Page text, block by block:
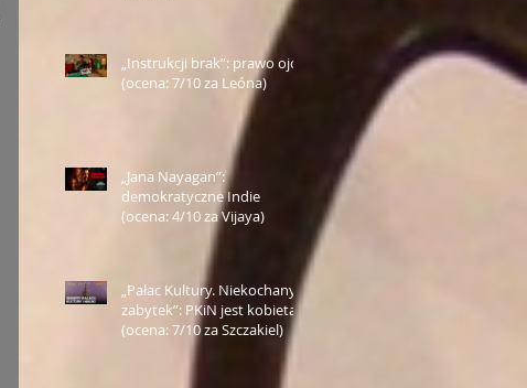
„Instrukcji brak”: prawo ojca
(ocena: 7/10 za Leóna)
„Jana Nayagan”:
demokratyczne Indie
(ocena: 4/10 za Vijaya)
„Pałac Kultury. Niekochany
zabytek”: PKiN jest kobietą
(ocena: 7/10 za Szczakiel)